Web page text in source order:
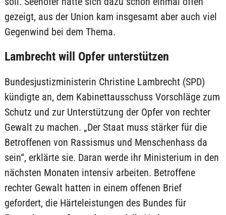
gezeigt, aus der Union kam insgesamt aber auch viel
Gegenwind bei dem Thema.
Lambrecht will Opfer unterstützen
Bundesjustizministerin Christine Lambrecht (SPD)
kündigte an, dem Kabinettausschuss Vorschläge zum
Schutz und zur Unterstützung der Opfer von rechter
Gewalt zu machen. „Der Staat muss stärker für die
Betroffenen von Rassismus und Menschenhass da
sein“, erklärte sie. Daran werde ihr Ministerium in den
nächsten Monaten intensiv arbeiten. Betroffene
rechter Gewalt hatten in einem offenen Brief
gefordert, die Härteleistungen des Bundes für